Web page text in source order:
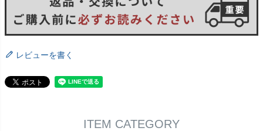
レビューを書く
ITEM CATEGORY